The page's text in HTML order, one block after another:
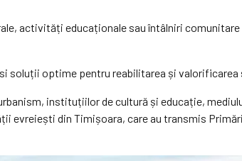
activități educaționale sau întâlniri
soluții optime pentru reabilitarea și valorificarea
instituțiilor de cultură și educație,
evreiești din Timișoara, care au transmis